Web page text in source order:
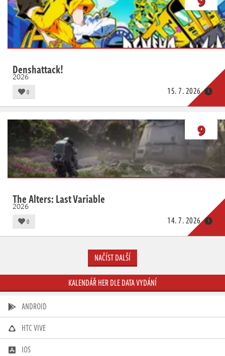
Denshattack!
2026
0 15. 7. 2026
9
The Alters: Last Variable
2026
0 14. 7. 2026
NAČÍST DALŠÍ
KALENDÁŘ HER DLE DATA VYDÁNÍ
ANDROID
HTC VIVE
IOS